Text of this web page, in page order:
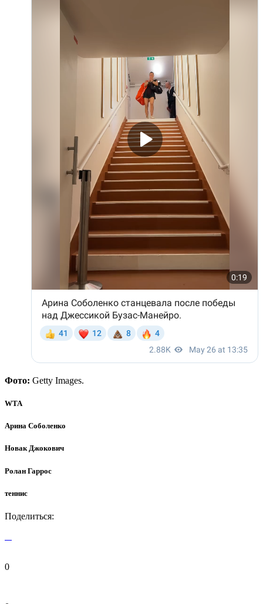
Фото: Getty Images.
WTA
Арина Соболенко
Новак Джокович
Ролан Гаррос
теннис
Поделиться:
0